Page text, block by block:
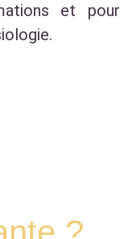
et pour